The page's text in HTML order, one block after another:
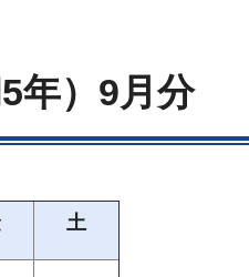
年）9月分
土